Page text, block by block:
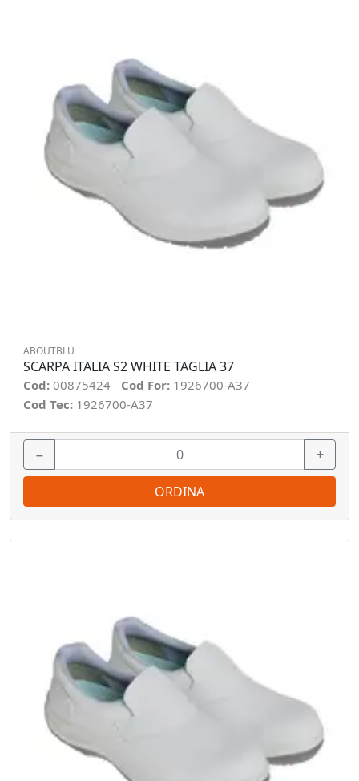
ABOUTBLU
SCARPA ITALIA S2 WHITE TAGLIA 37
Cod: 00875424 Cod For: 1926700-A37
Cod Tec: 1926700-A37
− +
ORDINA